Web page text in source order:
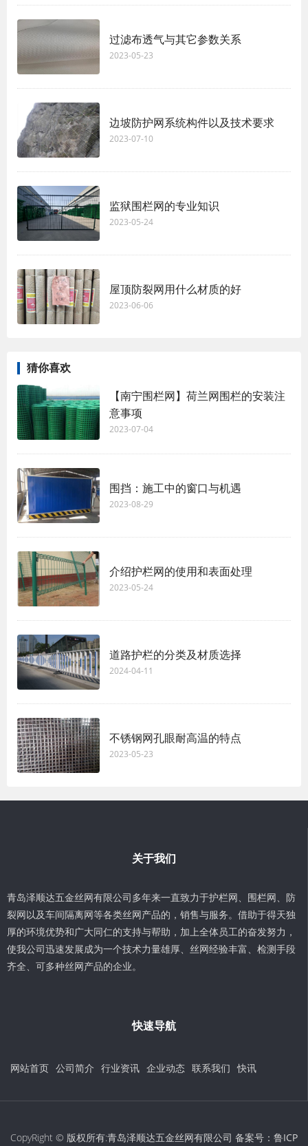
过滤布透气与其它参数关系
2023-05-23
边坡防护网系统构件以及技术要求
2023-07-10
监狱围栏网的专业知识
2023-05-24
屋顶防裂网用什么材质的好
2023-06-06
猜你喜欢
【南宁围栏网】荷兰网围栏的安装注
意事项
2023-07-04
围挡：施工中的窗口与机遇
2023-08-29
介绍护栏网的使用和表面处理
2023-05-24
道路护栏的分类及材质选择
2024-04-11
不锈钢网孔眼耐高温的特点
2023-05-23
关于我们
青岛泽顺达五金丝网有限公司多年来一直致力于护栏网、围栏网、防
裂网以及车间隔离网等各类丝网产品的，销售与服务。借助于得天独
厚的环境优势和广大同仁的支持与帮助，加上全体员工的奋发努力，
使我公司迅速发展成为一个技术力量雄厚、丝网经验丰富、检测手段
齐全、可多种丝网产品的企业。
快速导航
网站首页 公司简介 行业资讯 企业动态 联系我们 快讯
CopyRight © 版权所有:青岛泽顺达五金丝网有限公司 备案号： 鲁ICP